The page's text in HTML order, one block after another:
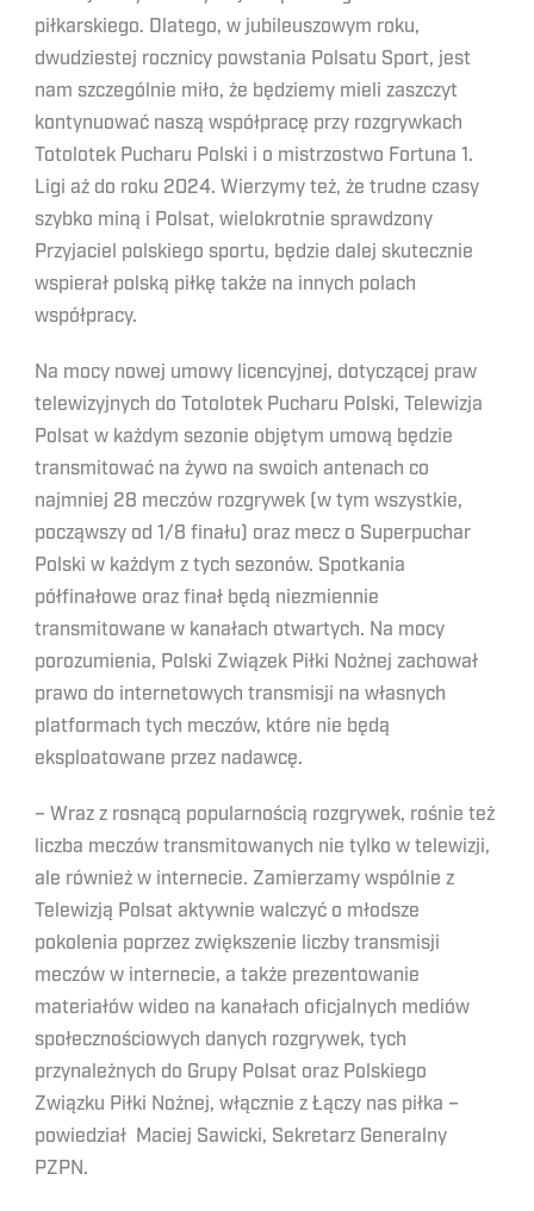
piłkarskiego. Dlatego, w jubileuszowym roku,
dwudziestej rocznicy powstania Polsatu Sport, jest
nam szczególnie miło, że będziemy mieli zaszczyt
kontynuować naszą współpracę przy rozgrywkach
Totolotek Pucharu Polski i o mistrzostwo Fortuna 1.
Ligi aż do roku 2024. Wierzymy też, że trudne czasy
szybko miną i Polsat, wielokrotnie sprawdzony
Przyjaciel polskiego sportu, będzie dalej skutecznie
wspierał polską piłkę także na innych polach
współpracy.
Na mocy nowej umowy licencyjnej, dotyczącej praw
telewizyjnych do Totolotek Pucharu Polski, Telewizja
Polsat w każdym sezonie objętym umową będzie
transmitować na żywo na swoich antenach co
najmniej 28 meczów rozgrywek (w tym wszystkie,
począwszy od 1/8 finału) oraz mecz o Superpuchar
Polski w każdym z tych sezonów. Spotkania
półfinałowe oraz finał będą niezmiennie
transmitowane w kanałach otwartych. Na mocy
porozumienia, Polski Związek Piłki Nożnej zachował
prawo do internetowych transmisji na własnych
platformach tych meczów, które nie będą
eksploatowane przez nadawcę.
– Wraz z rosnącą popularnością rozgrywek, rośnie też
liczba meczów transmitowanych nie tylko w telewizji,
ale również w internecie. Zamierzamy wspólnie z
Telewizją Polsat aktywnie walczyć o młodsze
pokolenia poprzez zwiększenie liczby transmisji
meczów w internecie, a także prezentowanie
materiałów wideo na kanałach oficjalnych mediów
społecznościowych danych rozgrywek, tych
przynależnych do Grupy Polsat oraz Polskiego
Związku Piłki Nożnej, włącznie z Łączy nas piłka –
powiedział Maciej Sawicki, Sekretarz Generalny
PZPN.